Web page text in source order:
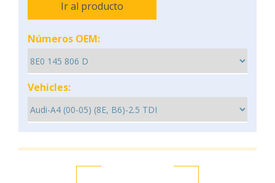
Ir al producto
Números OEM:
Vehicles: